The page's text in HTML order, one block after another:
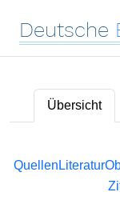
Deutsche
Übersicht
Quellen Literatur